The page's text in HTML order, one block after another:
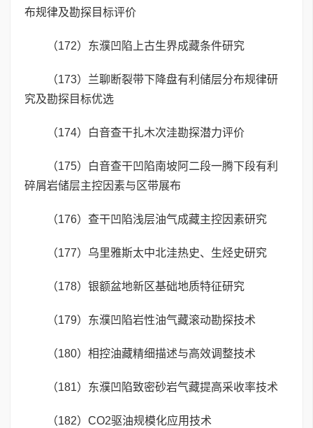
布规律及勘探目标评价
（172）东濮凹陷上古生界成藏条件研究
（173）兰聊断裂带下降盘有利储层分布规律研
究及勘探目标优选
（174）白音查干扎木次洼勘探潜力评价
（175）白音查干凹陷南坡阿二段一腾下段有利
碎屑岩储层主控因素与区带展布
（176）查干凹陷浅层油气成藏主控因素研究
（177）乌里雅斯太中北洼热史、生烃史研究
（178）银额盆地新区基础地质特征研究
（179）东濮凹陷岩性油气藏滚动勘探技术
（180）相控油藏精细描述与高效调整技术
（181）东濮凹陷致密砂岩气藏提高采收率技术
（182）CO2驱油规模化应用技术